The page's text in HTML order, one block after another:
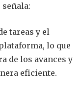
tareas y el
lo que
de los avances y
eficiente.